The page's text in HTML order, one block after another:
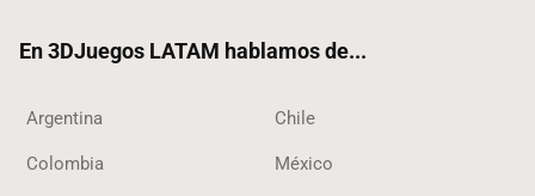
En 3DJuegos LATAM hablamos de...
Argentina Chile
Colombia México